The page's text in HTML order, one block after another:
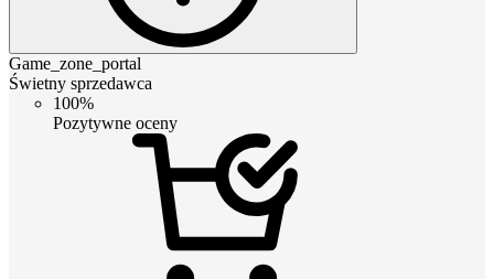
Game_zone_portal
Świetny sprzedawca
100%
Pozytywne oceny